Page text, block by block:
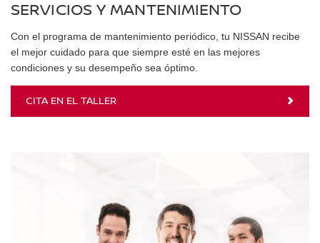
SERVICIOS Y MANTENIMIENTO
Con el programa de mantenimiento periódico, tu NISSAN recibe
el mejor cuidado para que siempre esté en las mejores
condiciones y su desempeño sea óptimo.
CITA EN EL TALLER